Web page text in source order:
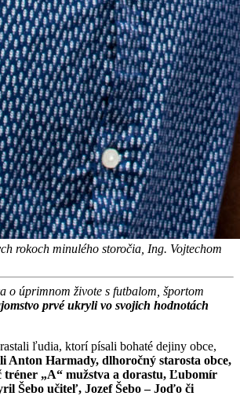
rokoch minulého storočia, Ing. Vojtechom
o úprimnom živote s futbalom, športom
prvé ukryli vo svojich hodnotách
ľudia, ktorí písali bohaté dejiny obce,
Anton Harmady, dlhoročný starosta obce,
„A“ mužstva a dorastu, Ľubomír
Šebo učiteľ, Jozef Šebo – Joďo či